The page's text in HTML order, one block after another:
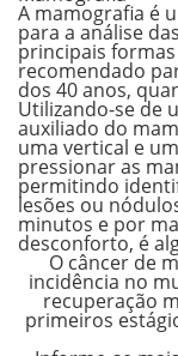
A mamografia é
para a análise
principais
recomendado
dos 40 anos,
Utilizando-se de
auxiliado do
uma vertical e
pressionar as
permitindo
lesões ou
minutos e por
desconforto, é
O câncer de
incidência no
recuperação
primeiros